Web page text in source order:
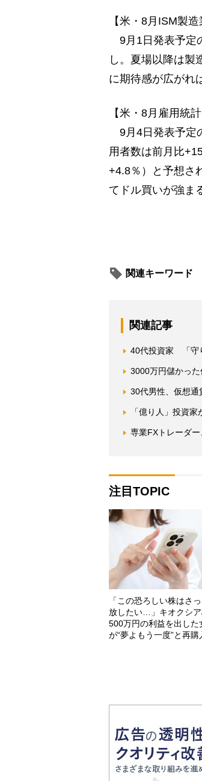
【米・8月ISM製
9月1日発表予定
し。夏場以降は製
に期待感が広がれ
【米・8月雇用統
9月4日発表予定
用者数は前月比
+4.8％）と予想さ
てドル買いが強ま
関連キーワード
関連記事
40代投資家 「守
3000万円儲かっ
30代男性、仮想通
「億り人」投資
専業FXトレーダ
注目TOPIC
「この恐ろしい株はさ
放したい…」キオクシ
500万円の利益を出した
が“夢よもう一度”と再購